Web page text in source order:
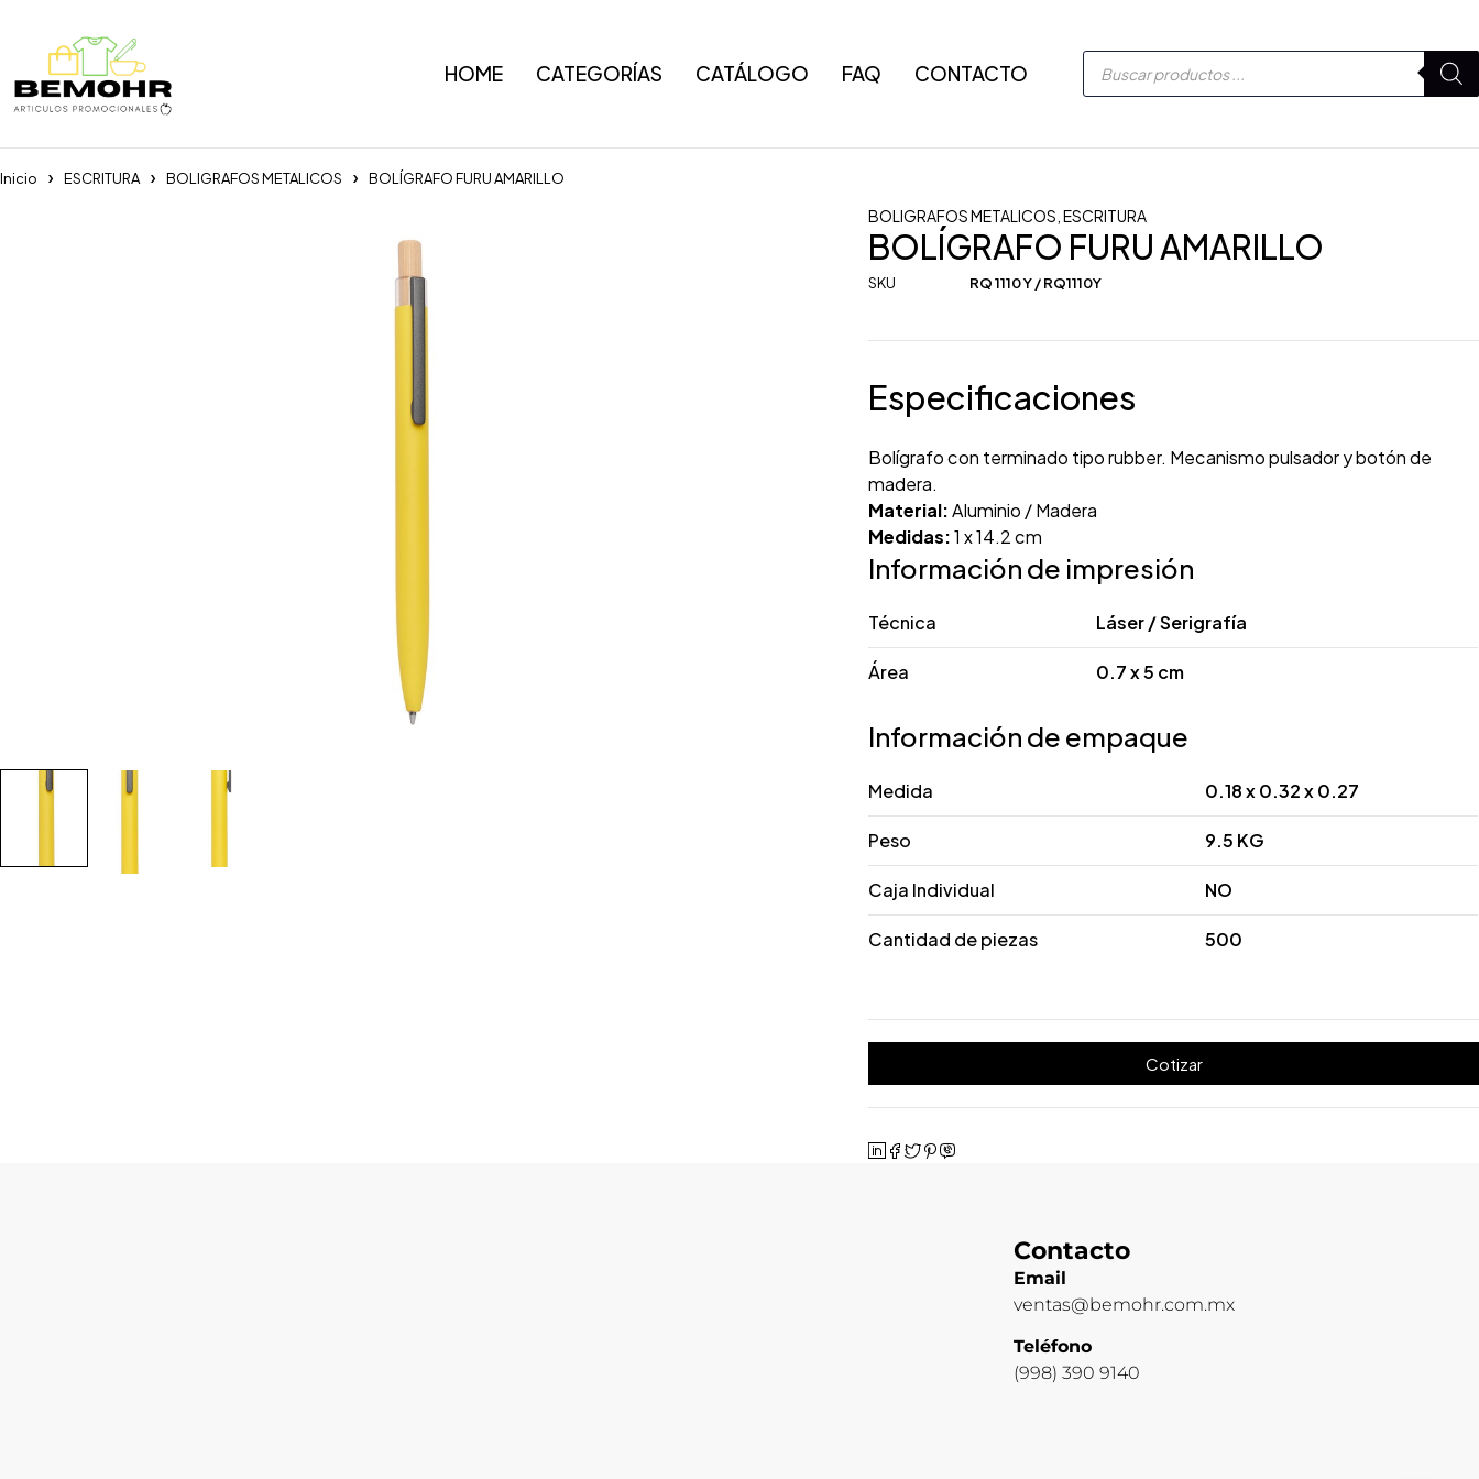
HOME CATEGORÍAS CATÁLOGO FAQ CONTACTO
Inicio ESCRITURA BOLIGRAFOS METALICOS BOLÍGRAFO FURU AMARILLO
BOLIGRAFOS METALICOS ,ESCRITURA
BOLÍGRAFO FURU AMARILLO
SKU RQ 1110 Y / RQ1110Y
Especificaciones
Bolígrafo con terminado tipo rubber. Mecanismo pulsador y botón de
madera.
Material:Aluminio / Madera
Medidas:1 x 14.2 cm
Información de impresión
Técnica Láser / Serigrafía
Área 0.7 x 5 cm
Información de empaque
Medida 0.18 x 0.32 x 0.27
Peso 9.5 KG
Caja Individual NO
Cantidad de piezas 500
Cotizar
Contacto
Email
ventas@bemohr.com.mx
Teléfono
(998) 390 9140